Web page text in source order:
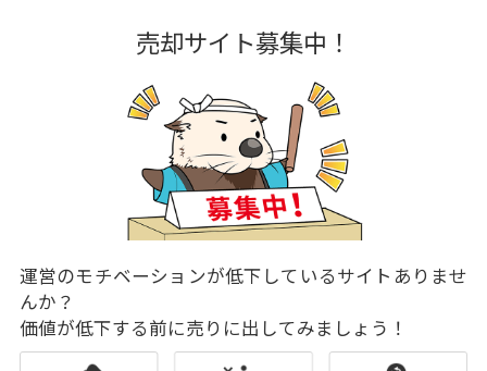
売却サイト募集中！
運営のモチベーションが低下しているサイトありませ
んか？
価値が低下する前に売りに出してみましょう！